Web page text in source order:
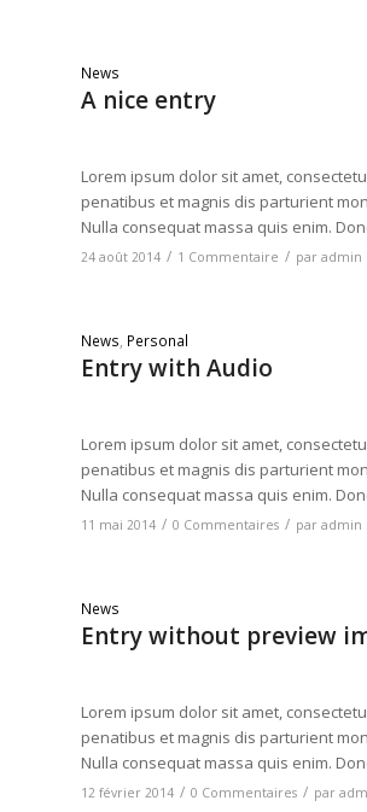
News
A nice entry
Lorem ipsum dolor sit amet,
penatibus et magnis dis parturient
Nulla consequat massa quis enim.
24 août 2014 / 1 Commentaire / par admin
News, Personal
Entry with Audio
Lorem ipsum dolor sit amet,
penatibus et magnis dis parturient
Nulla consequat massa quis enim.
11 mai 2014 / 0 Commentaires / par admin
News
Entry without preview
Lorem ipsum dolor sit amet,
penatibus et magnis dis parturient
Nulla consequat massa quis enim.
12 février 2014 / 0 Commentaires / par